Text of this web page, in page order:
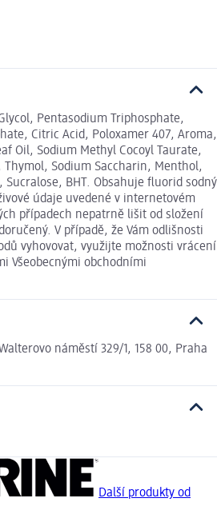
Pentasodium Triphosphate,
Citric Acid, Poloxamer 407, Aroma,
Oil, Sodium Methyl Cocoyl Taurate,
Thymol, Sodium Saccharin, Menthol,
BHT. Obsahuje fluorid sodný
údaje uvedené v internetovém
případech nepatrně lišit od složení
V případě, že Vám odlišnosti
vyhovovat, využijte možnosti vrácení
Všeobecnými obchodními
náměstí 329/1, 158 00, Praha
Další produkty od